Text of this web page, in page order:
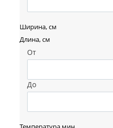
Ширина, см
Длина, см
От
До